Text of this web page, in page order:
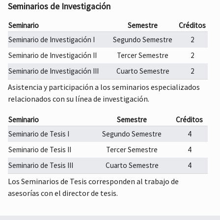
32012
32003
Laboratorio de Fibras Ópticas 120 10
Laboratorio de Fotónica 4 120
MCFA
Laboratorio de Optoelectrónica 4 2 120 10
32002
Microcontroladores PIC 2 120 10
32007
Óptica no Lineal 120
MCFA
32016
Propiedades Optoelectrónicas en
Materiales
4 2
Seminarios de Investigación
Seminario Semestre
Créditos
Seminario de Investigación I
Segundo Semestre
2
Seminario de Investigación II
Tercer Semestre
2
Seminario de Investigación III
Cuarto Semestre 2
Asistencia y participación a los seminarios especializados
relacionados con su línea de investigación.
Seminario Semestre
Créditos
Seminario de Tesis I
Segundo Semestre
4
Seminario de Tesis II
Tercer Semestre
4
Seminario de Tesis III
Cuarto Semestre 4
Los Seminarios de Tesis corresponden al trabajo de
asesorías con el director de tesis.